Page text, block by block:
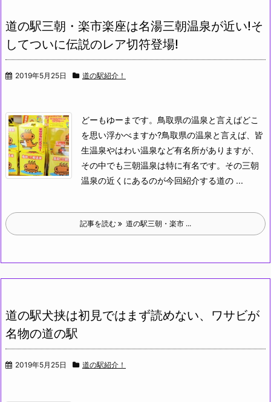
道の駅三朝・楽市楽座は名湯三朝温泉が近い!そ
してついに伝説のレア切符登場!
2019年5月25日 道の駅紹介！
どーもゆーまです。鳥取県の温泉と言えばどこ
を思い浮かべますか?鳥取県の温泉と言えば、皆
生温泉やはわい温泉など有名所がありますが、
その中でも三朝温泉は特に有名です。 その三朝
温泉の近くにあるのが今回紹介する道の ...
記事を読む 道の駅三朝・楽市 ...
道の駅犬挟は初見ではまず読めない、ワサビが
名物の道の駅
2019年5月25日 道の駅紹介！